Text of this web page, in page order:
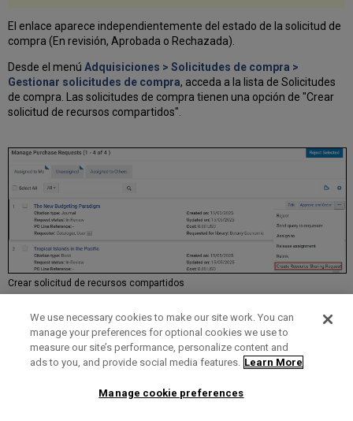
El enlace aparece independientemente del estado de la solicitud de
compra (En revisión, Aprobada o Rechazada).
Desde el menúAdquisiciones > Solicitudes de compra >
Gestionar solicitudes de compra, acceda a la lista de Solicitudes
de compra. Las solicitudes de compra tienen una opción de "Crear
solicitud de recursos compartidos".
Crear solicitud de recursos compartidos
Si la solicitud de compra está activa, después de seleccionar la
opción para crear una solicitud de recursos compartidos, se le
pedirá que rechace la solicitud de compra o que la mantenga activa.
El estado de la solicitud de compra se actualizará en consecuencia.
en la solicitud de compra se actualiza para indicar que
We use necessary cookies to make our site work. You can
manage your preferences for optional cookies we use to
measure our site’s performance, personalize content and
ads to you, and provide social media features. Learn More
Manage cookie preferences